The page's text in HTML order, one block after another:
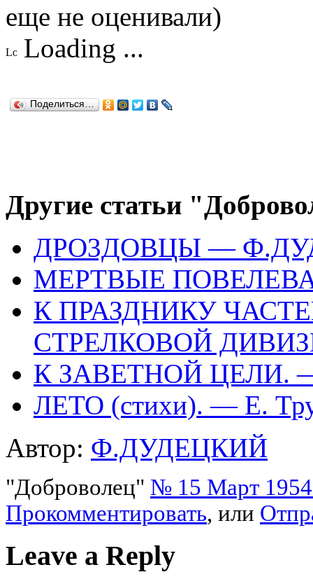
еще не оценивали)
Loading ...
Поделиться…
Другие статьи
ДРО3ДОВЦЫ —
МЕРТВЫЕ
К ПРАЗДНИКУ
СТРЕЛКОВОЙ
К ЗАВЕТНОЙ ЦЕЛИ.
ЛЕТО (стихи). — Е.
Автор: Ф.ДУДЕЦКИЙ
"Доброволец" № 15 Март 1954
Прокомментировать, или
Leave a Reply